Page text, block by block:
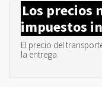
Los precios
impuestos
El precio del
la entrega.